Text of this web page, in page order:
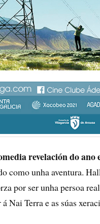
revelación do ano
como unha aventura.
por ser unha persoa
Nai Terra e as súas